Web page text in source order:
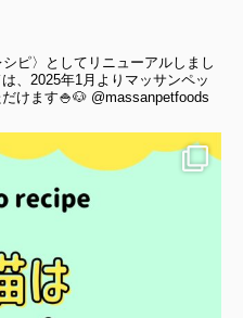
ピ〉としてリニューアルしまし
、2025年1月よりマッサンペッ
けます🍚🐶 @massanpetfoods